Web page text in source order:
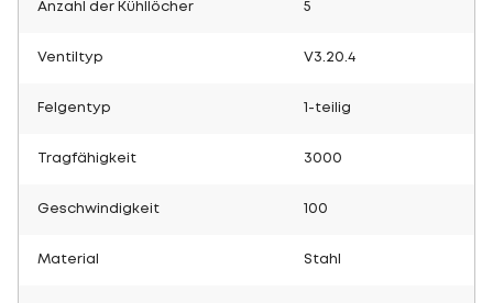
Anzahl der Kühllöcher 5
Ventiltyp V3.20.4
Felgentyp 1-teilig
Tragfähigkeit 3000
Geschwindigkeit 100
Material Stahl